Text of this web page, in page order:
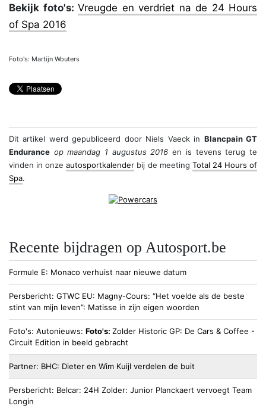
Bekijk foto's: Vreugde en verdriet na de 24 Hours
of Spa 2016
Foto's: Martijn Wouters
Dit artikel werd gepubliceerd door Niels Vaeckin Blancpain GT
Endurance op maandag 1 augustus 2016 en is tevens terug te
vinden in onzeautosportkalender bij de meeting Total 24 Hours of
Spa.
Recente bijdragen op Autosport.be
Formule E Monaco verhuist naar nieuwe datum
Persbericht GTWC EU
Magny-Cours: “Het voelde als de beste
stint van mijn leven”: Matisse in zijn eigen woorden
Foto's Autonieuws Foto's: Zolder Historic GP: De Cars & Coffee -
Circuit Edition in beeld gebracht
Partner BHC Dieter en Wim Kuijl verdelen de buit
Persbericht Belcar 24H Zolder: Junior Planckaert vervoegt Team
Longin